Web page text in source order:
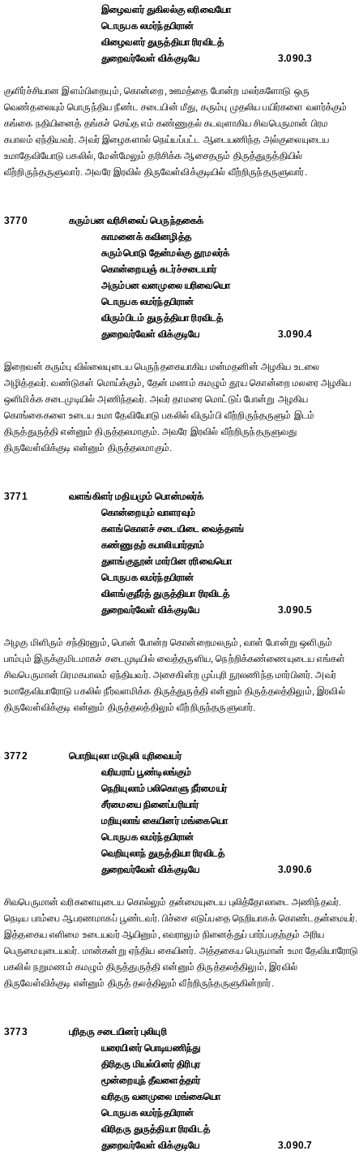
இழைவளர் துகிலல்கு லரிவையோ
டொருபக லமர்ந்தபிரான்
விழைவளர் துருத்தியா ரிரவிடத்
துறைவர்வேள் விக்குடியே
3.090.3
குளிர்ச்சியான இளம்பிறையும், கொன்றை, ஊமத்தை போன்ற மலர்களோடு ஒரு
வெண்தலையும் பொருந்திய நீண்ட சடையின் மீது, கரும்பு முதலிய பயிர்களை வளர்க்கும்
கங்கை நதியினைத் தங்கச் செய்த எம் கண்ணுதல் கடவுளாகிய சிவபெருமான் பிரம
கபாலம் ஏந்தியவர். அவர் இழைகளால் நெய்யப்பட்ட ஆடையணிந்த அல்குலையுடைய
உமாதேவியோடு பகலில், மேன்மேலும் தரிசிக்க ஆசைதரும் திருத்துருத்தியில்
வீற்றிருந்தருளுவார். அவரே இரவில் திருவேள்விக்குடியில் வீற்றிருந்தருளுவார்.
3770
கரும்பன வரிசிலைப் பெருந்தகைக்
காமனைக் கவினழித்த
சுரும்பொடு தேன்மல்கு தூமலர்க்
கொன்றையஞ் சுடர்ச்சடையார்
அரும்பன வனமுலை யரிவையொ
டொருபக லமர்ந்தபிரான்
விரும்பிடம் துருத்தியா ரிரவிடத்
துறைவர்வேள் விக்குடியே
3.090.4
இறைவன் கரும்பு வில்லையுடைய பெருந்தகையாகிய மன்மதனின் அழகிய உடலை
அழித்தவர். வண்டுகள் மொய்க்கும், தேன் மணம் கமழும் தூய கொன்றை மலரை அழகிய
ஒளிமிக்க சடைமுடியில் அணிந்தவர். அவர் தாமரை மொட்டுப் போன்று அழகிய
கொங்கைகளை உடைய உமா தேவியோடு பகலில் விரும்பி வீற்றிருந்தருளும் இடம்
திருத்துருத்தி என்னும் திருத்தலமாகும். அவரே இரவில் வீற்றிருந்தருளுவது
திருவேள்விக்குடி என்னும் திருத்தலமாகும்.
3771
வளங்கிளர் மதியமும் பொன்மலர்க்
கொன்றையும் வாளரவும்
களங்கொளச் சடையிடை வைத்தஎங்
கண்ணுதற் கபாலியார்தாம்
துளங்குநூன் மார்பின ரரிவையொ
டொருபக லமர்ந்தபிரான்
விளங்குநீர்த் துருத்தியா ரிரவிடத்
துறைவர்வேள் விக்குடியே
3.090.5
அழகு மிளிரும் சந்திரனும், பொன் போன்ற கொன்றைமலரும், வாள் போன்று ஒளிரும்
பாம்பும் இருக்குமிடமாகச் சடைமுடியில் வைத்தருளிய, நெற்றிக்கண்ணையுடைய எங்கள்
சிவபெருமான் பிரமகபாலம் ஏந்தியவர். அசைகின்ற முப்புரி நூலணிந்த மார்பினர். அவர்
உமாதேவியாரோடு பகலில் நீர்வளமிக்க திருத்துருத்தி என்னும் திருத்தலத்திலும், இரவில்
திருவேள்விக்குடி என்னும் திருத்தலத்திலும் வீற்றிருந்தருளுவார்.
3772
பொறியுலா மடுபுலி யுரிவையர்
வரியராப் பூண்டிலங்கும்
நெறியுலாம் பலிகொளு நீர்மையர்
சீர்மையை நினைப்பரியார்
மறியுலாங் கையினர் மங்கையொ
டொருபக லமர்ந்தபிரான்
வெறியுலாந் துருத்தியா ரிரவிடத்
துறைவர்வேள் விக்குடியே
3.090.6
சிவபெருமான் வரிகளையுடைய கொல்லும் தன்மையுடைய புலித்தோலாடை அணிந்தவர்.
நெடிய பாம்பை ஆபரணமாகப் பூண்டவர். பிச்சை எடுப்பதை நெறியாகக் கொண்டதன்மையர்.
இத்தகைய எளிமை உடையவர் ஆயினும், எவராலும் நினைத்துப் பார்ப்பதற்கும் அரிய
பெருமையுடையவர். மான்கன்று ஏந்திய கையினர். அத்தகைய பெருமான் உமா தேவியாரோடு
பகலில் நறுமணம் கமழும் திருத்துருத்தி என்னும் திருத்தலத்திலும், இரவில்
திருவேள்விக்குடி என்னும் திருத் தலத்திலும் வீற்றிருந்தருளுகின்றார்.
3773
புரிதரு சடையினர் புலியுரி
யரையினர் பொடியணிந்து
திரிதரு மியல்பினர் திரிபுர
மூன்றையுந் தீவளைத்தார்
வரிதரு வனமுலை மங்கையொ
டொருபக லமர்ந்தபிரான்
விரிதரு துருத்தியா ரிரவிடத்
துறைவர்வேள் விக்குடியே
3.090.7